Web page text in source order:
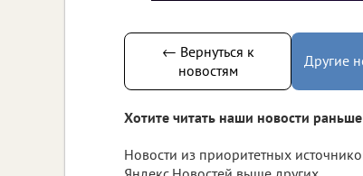
← Вернуться к
новостям
Другие
Хотите читать наши новости раньше
Новости из приоритетных